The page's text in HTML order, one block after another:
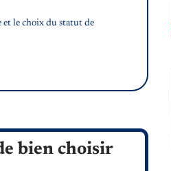
le choix du statut de
bien choisir